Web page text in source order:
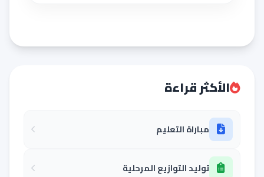
الأكثر قراءة
مباراة التعليم
توليد التوازيع المرحلية